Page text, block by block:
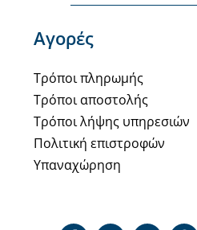
Αγορές
Τρόποι πληρωμής
Τρόποι αποστολής
Τρόποι λήψης υπηρεσιών
Πολιτική επιστροφών
Υπαναχώρηση